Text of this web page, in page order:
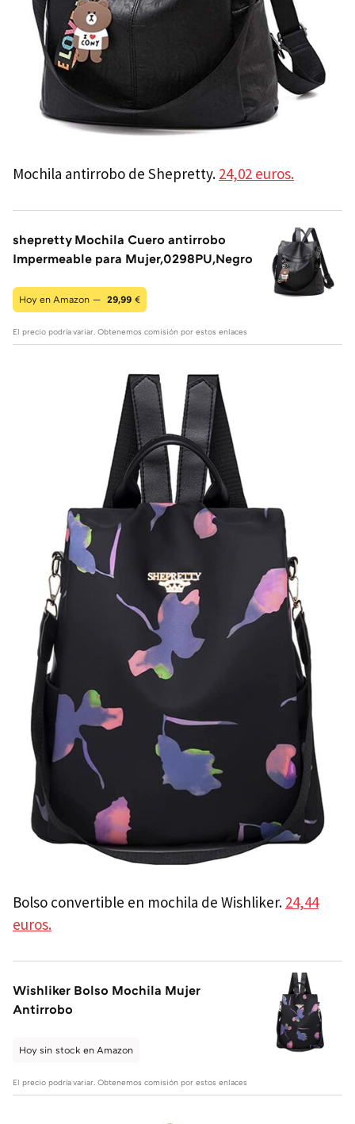
Mochila antirrobo de Shepretty. 24,02 euros.
shepretty Mochila Cuero antirrobo
Impermeable para Mujer,0298PU,Negro
Hoy en Amazon — 29,99 €
El precio podría variar. Obtenemos comisión por estos enlaces
Bolso convertible en mochila de Wishliker. 24,44
euros.
Wishliker Bolso Mochila Mujer
Antirrobo
Hoy sin stock en Amazon
El precio podría variar. Obtenemos comisión por estos enlaces